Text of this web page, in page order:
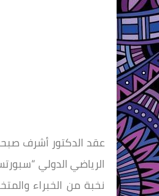
عقد الدكتور أشرف
نخبة من الخبراء